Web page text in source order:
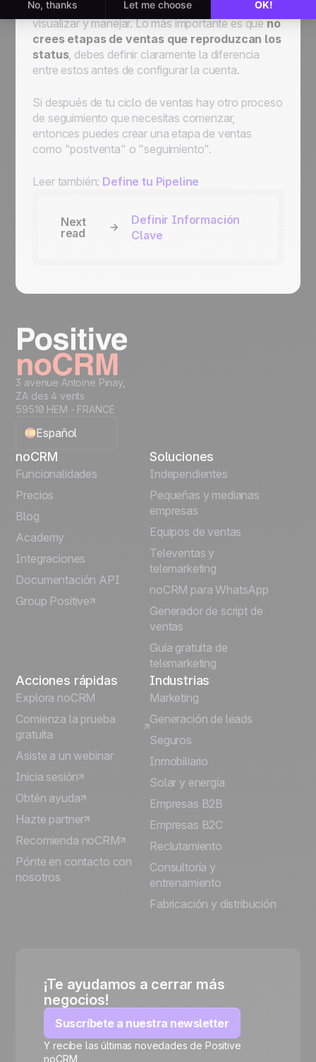
ventas. Por encima de 7 u 8 y se vuelve difícil de
visualizar y manejar. Lo más importante es queno
crees etapas de ventas que reproduzcan los
status, debes definir claramente la diferencia
entre estos antes de configurar la cuenta.
Si después de tu ciclo de ventas hay otro proceso
de seguimiento que necesitas comenzar,
entonces puedes crear una etapa de ventas
como "postventa" o "seguimiento".
Leer también: Define tu Pipeline
Next
read
Definir Información
Clave
3 avenue Antoine Pinay,
ZA des 4 vents
59510 HEM - FRANCE
Español
English
Português
Italiano
Deutsch
noCRM
Funcionalidades
Precios
Blog
Academy
Integraciones
Documentación API
Group Positive
Soluciones
Independientes
Pequeñas y medianas
empresas
Equipos de ventas
Televentas y
telemarketing
noCRM para WhatsApp
Generador de script de
ventas
Guía gratuita de
telemarketing
Acciones rápidas
Explora noCRM
Comienza la prueba
gratuita
Asiste a un webinar
Inicia sesión
Obtén ayuda
Hazte partner
Recomienda noCRM
Pónte en contacto con
nosotros
Industrias
Marketing
Generación de leads
Seguros
Inmobiliario
Solar y energía
Empresas B2B
Empresas B2C
Reclutamiento
Consultoría y
entrenamiento
Fabricación y distribución
¡Te ayudamos a cerrar más
negocios!
Suscríbete a nuestra newsletter
Y recibe las últimas novedades de Positive
noCRM